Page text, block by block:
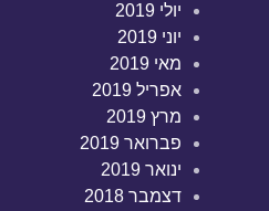
יולי 2019
יוני 2019
מאי 2019
אפריל 2019
מרץ 2019
פברואר 2019
ינואר 2019
דצמבר 2018